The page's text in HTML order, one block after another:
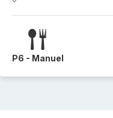
P6 - Manuel